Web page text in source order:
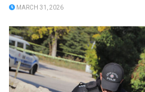
MARCH 31, 2026